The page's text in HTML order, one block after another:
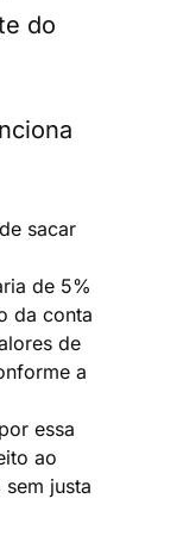
do
sacar
de 5%
da conta
de
a
essa
ao
justa